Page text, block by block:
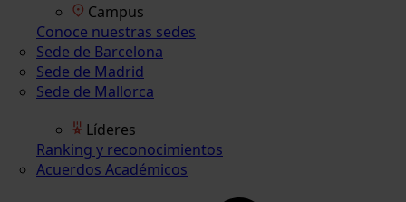
Campus
Conoce nuestras sedes
Sede de Barcelona
Sede de Madrid
Sede de Mallorca
Líderes
Ranking y reconocimientos
Acuerdos Académicos